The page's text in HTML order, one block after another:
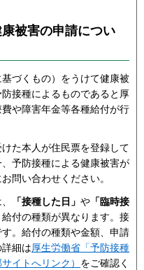
被害の申請につい
づくもの）をうけて健康被
接種によるものであると厚
や障害年金等各種給付が行
た本人が住民票を登録して
予防接種による健康被害が
問い合わせください。
「接種した日」 や 「臨時接
付の種類が異なります。接
。給付の種類や金額、申請
細は厚生労働省「予防接種
イトへリンク） をご確認く